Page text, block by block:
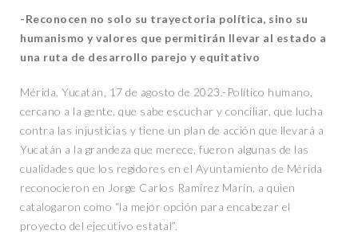
-Reconocen no solo su trayectoria política, sino su
humanismo y valores que permitirán llevar al estado a
una ruta de desarrollo parejo y equitativo
Mérida, Yucatán, 17 de agosto de 2023.-Político humano,
cercano a la gente, que sabe escuchar y conciliar, que lucha
contra las injusticias y tiene un plan de acción que llevará a
Yucatán a la grandeza que merece, fueron algunas de las
cualidades que los regidores en el Ayuntamiento de Mérida
reconocieron en Jorge Carlos Ramírez Marín, a quien
catalogaron como “la mejor opción para encabezar el
proyecto del ejecutivo estatal”.